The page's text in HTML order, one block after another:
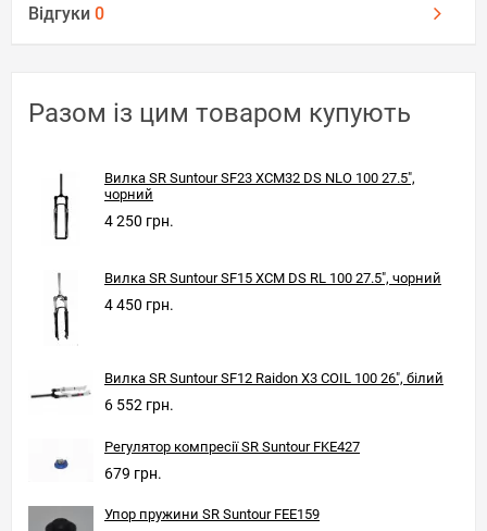
Відгуки 0
Разом із цим товаром купують
Вилка SR Suntour SF23 XCM32 DS NLO 100 27.5",
чорний
4 250 грн.
Вилка SR Suntour SF15 XCM DS RL 100 27.5", чорний
4 450 грн.
Вилка SR Suntour SF12 Raidon X3 COIL 100 26", білий
6 552 грн.
Регулятор компресії SR Suntour FKE427
679 грн.
Упор пружини SR Suntour FEE159